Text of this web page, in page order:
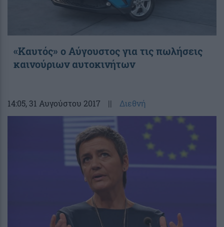
«Καυτός» ο Αύγουστος για τις πωλήσεις
καινούριων αυτοκινήτων
14:05, 31 Αυγούστου 2017 || Διεθνή